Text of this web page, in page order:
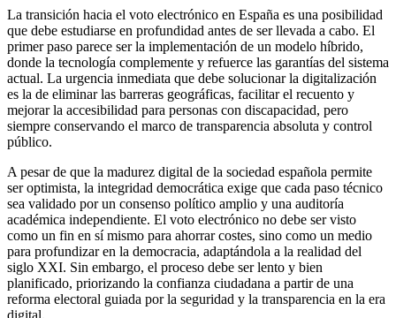
La transición hacia el voto electrónico en España es una posibilidad
que debe estudiarse en profundidad antes de ser llevada a cabo. El
primer paso parece ser la implementación de un modelo híbrido,
donde la tecnología complemente y refuerce las garantías del sistema
actual. La urgencia inmediata que debe solucionar la digitalización
es la de eliminar las barreras geográficas, facilitar el recuento y
mejorar la accesibilidad para personas con discapacidad, pero
siempre conservando el marco de transparencia absoluta y control
público.
A pesar de que la madurez digital de la sociedad española permite
ser optimista, la integridad democrática exige que cada paso técnico
sea validado por un consenso político amplio y una auditoría
académica independiente. El voto electrónico no debe ser visto
como un fin en sí mismo para ahorrar costes, sino como un medio
para profundizar en la democracia, adaptándola a la realidad del
siglo XXI. Sin embargo, el proceso debe ser lento y bien
planificado, priorizando la confianza ciudadana a partir de una
reforma electoral guiada por la seguridad y la transparencia en la era